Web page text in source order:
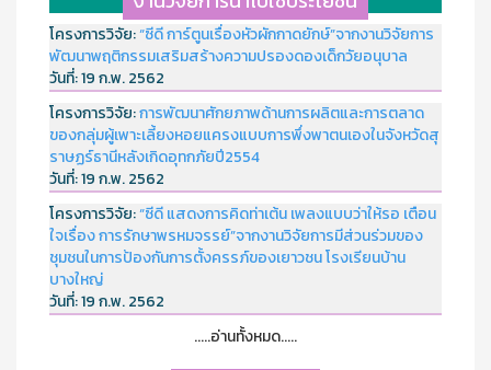
โครงการวิจัย:“ซีดี การ์ตูนเรื่องหัวผักกาดยักษ์”จากงานวิจัยการ
พัฒนาพฤติกรรมเสริมสร้างความปรองดองเด็กวัยอนุบาล
วันที่:19 ก.พ. 2562
โครงการวิจัย:การพัฒนาศักยภาพด้านการผลิตและการตลาด
ของกลุ่มผู้เพาะเลี้ยงหอยแครงแบบการพึ่งพาตนเองในจังหวัดสุ
ราษฏร์ธานีหลังเกิดอุทกภัยปี2554
วันที่:19 ก.พ. 2562
โครงการวิจัย:“ซีดี แสดงการคิดท่าเต้น เพลงแบบว่าให้รอ เตือน
ใจเรื่อง การรักษาพรหมจรรย์”จากงานวิจัยการมีส่วนร่วมของ
ชุมชนในการป้องกันการตั้งครรภ์ของเยาวชน โรงเรียนบ้าน
บางใหญ่
วันที่:19 ก.พ. 2562
.....อ่านทั้งหมด.....